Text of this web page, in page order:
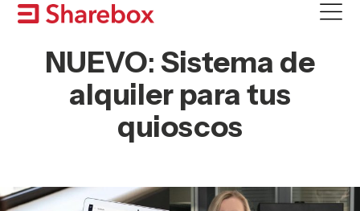
Skip
contentNUEVO: Sistema de
alquiler para tus
quioscos